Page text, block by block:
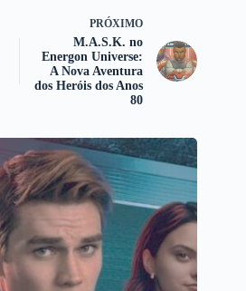
PRÓXIMO
M.A.S.K. no
Energon Universe:
A Nova Aventura
dos Heróis dos Anos
80